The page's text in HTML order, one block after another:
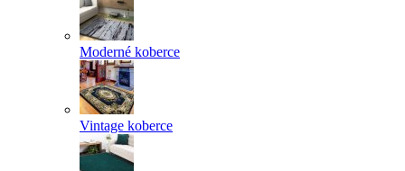
Moderné koberce
Vintage koberce